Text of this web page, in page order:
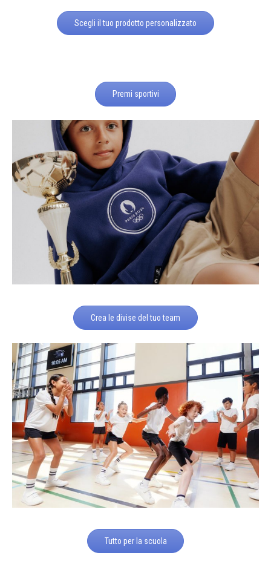
Scegli il tuo prodotto personalizzato
Premi sportivi
Crea le divise del tuo team
Tutto per la scuola